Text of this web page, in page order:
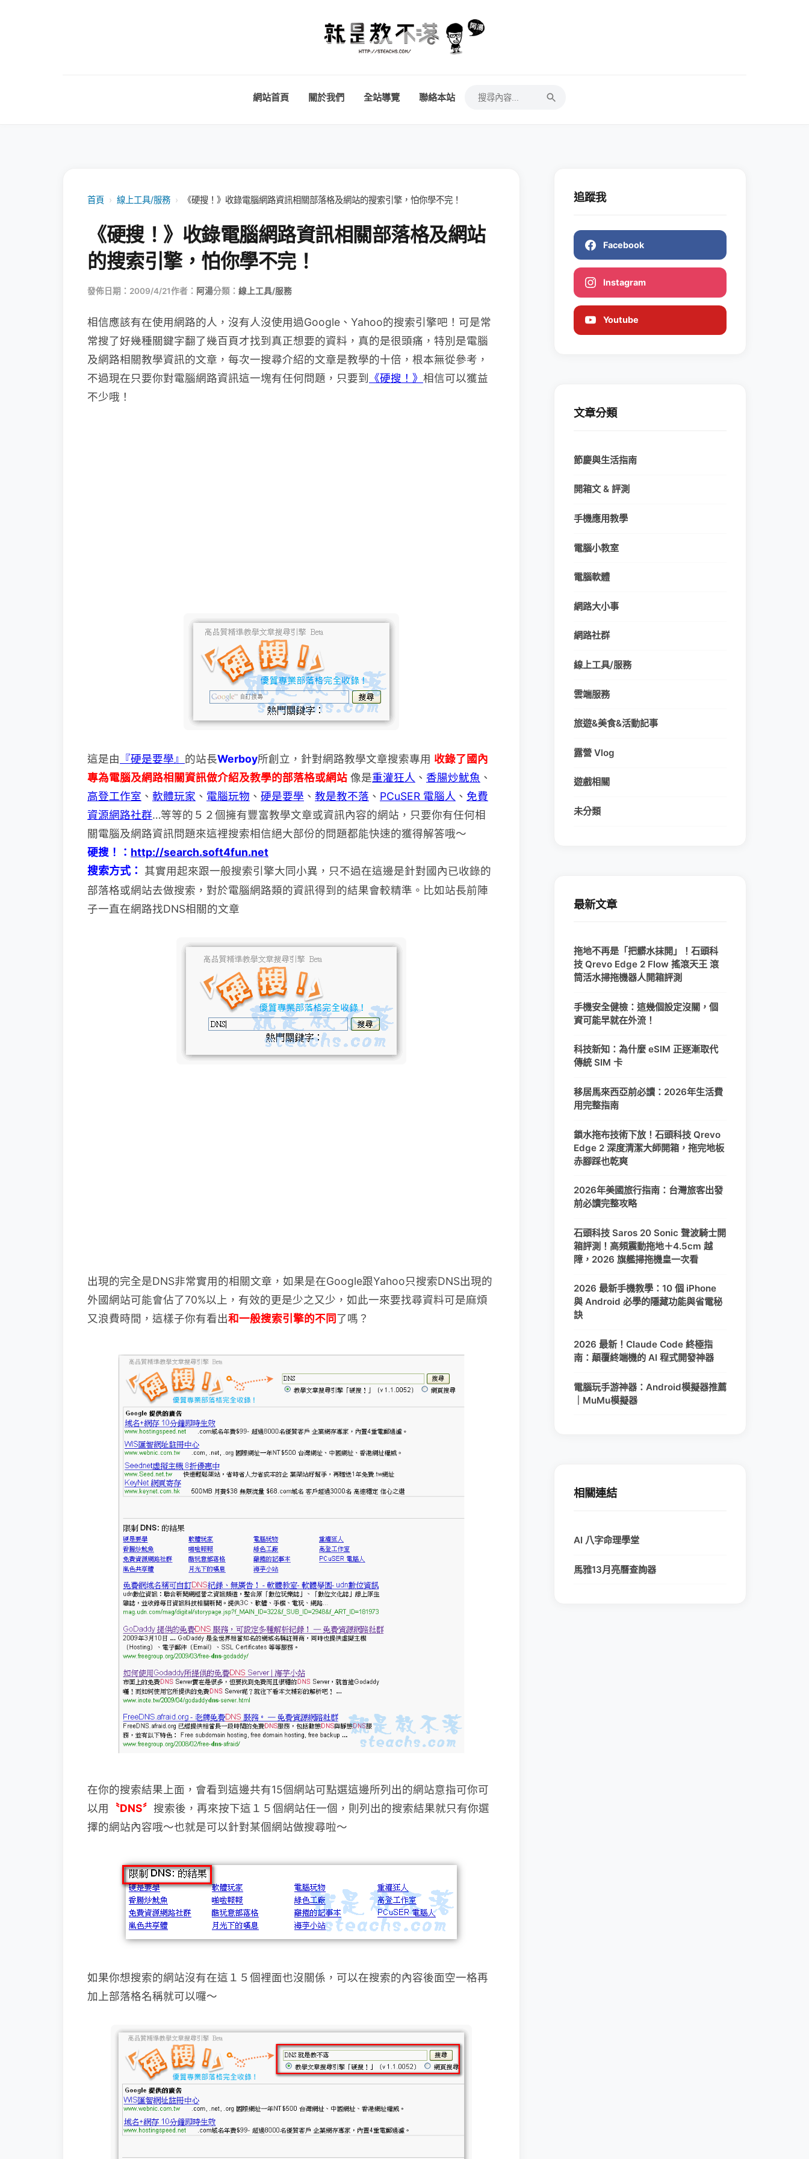
網站首頁 關於我們 全站導覽 聯絡本站
首頁 › 線上工具/服務 › 《硬搜！》收錄電腦網路資訊相關部落格及網站的搜索引擎，怕你學不完！
《硬搜！》收錄電腦網路資訊相關部落格及網站
的搜索引擎，怕你學不完！
發佈日期：2009/4/21作者： 阿湯分類： 線上工具/服務
相信應該有在使用網路的人，沒有人沒使用過Google、Yahoo的搜索引擎吧！可是常
常搜了好幾種關鍵字翻了幾百頁才找到真正想要的資料，真的是很頭痛，特別是電腦
及網路相關教學資訊的文章，每次一搜尋介紹的文章是教學的十倍，根本無從參考，
不過現在只要你對電腦網路資訊這一塊有任何問題，只要到
《硬搜！》 相信可以獲益
不少哦！
這是由 『硬是要學』 的站長Werboy所創立，針對網路教學文章搜索專用 收錄了國內
專為電腦及網路相關資訊做介紹及教學的部落格或網站 像是重灌狂人 、 香腸炒魷魚 、
高登工作室 、 軟體玩家 、 電腦玩物 、 硬是要學 、 教是教不落 、 PCuSER 電腦人 、 免費
資源網路社群…等等的５２個擁有豐富教學文章或資訊內容的網站，只要你有任何相
關電腦及網路資訊問題來這裡搜索相信絕大部份的問題都能快速的獲得解答哦～
硬搜！： http://search.soft4fun.net
搜索方式：
其實用起來跟一般搜索引擎大同小異，只不過在這邊是針對國內已收錄的
部落格或網站去做搜索，對於電腦網路類的資訊得到的結果會較精準。比如站長前陣
子一直在網路找DNS相關的文章
出現的完全是DNS非常實用的相關文章，如果是在Google跟Yahoo只搜索DNS出現的
外國網站可能會佔了70%以上，有效的更是少之又少，如此一來要找尋資料可是麻煩
又浪費時間，這樣子你有看出和一般搜索引擎的不同了嗎？
在你的搜索結果上面，會看到這邊共有15個網站可點選這邊所列出的網站意指可你可
以用 〝DNS〞 搜索後，再來按下這１５個網站任一個，則列出的搜索結果就只有你選
擇的網站內容哦～也就是可以針對某個網站做搜尋啦～
如果你想搜索的網站沒有在這１５個裡面也沒關係， 可以在搜索的內容後面空一格再
加上部落格名稱就可以囉～
追蹤我
Facebook
Instagram
Youtube
文章分類
節慶與生活指南
開箱文 & 評測
手機應用教學
電腦小教室
電腦軟體
網路大小事
網路社群
線上工具/服務
雲端服務
旅遊&美食&活動記事
露營 Vlog
遊戲相關
未分類
最新文章
拖地不再是「把髒水抹開」！石頭科
技 Qrevo Edge 2 Flow 搖滾天王 滾
筒活水掃拖機器人開箱評測
手機安全健檢：這幾個設定沒關，個
資可能早就在外流！
科技新知：為什麼 eSIM 正逐漸取代
傳統 SIM 卡
移居馬來西亞前必讀：2026年生活費
用完整指南
鎖水拖布技術下放！石頭科技 Qrevo
Edge 2 深度清潔大師開箱，拖完地板
赤腳踩也乾爽
2026年美國旅行指南：台灣旅客出發
前必讀完整攻略
石頭科技 Saros 20 Sonic 聲波騎士開
箱評測！高頻震動拖地＋4.5cm 越
障，2026 旗艦掃拖機皇一次看
2026 最新手機教學：10 個 iPhone
與 Android 必學的隱藏功能與省電秘
訣
2026 最新！Claude Code 終極指
南：顛覆終端機的 AI 程式開發神器
電腦玩手游神器：Android模擬器推薦
｜MuMu模擬器
相關連結
AI 八字命理學堂
馬雅13月亮曆查詢器